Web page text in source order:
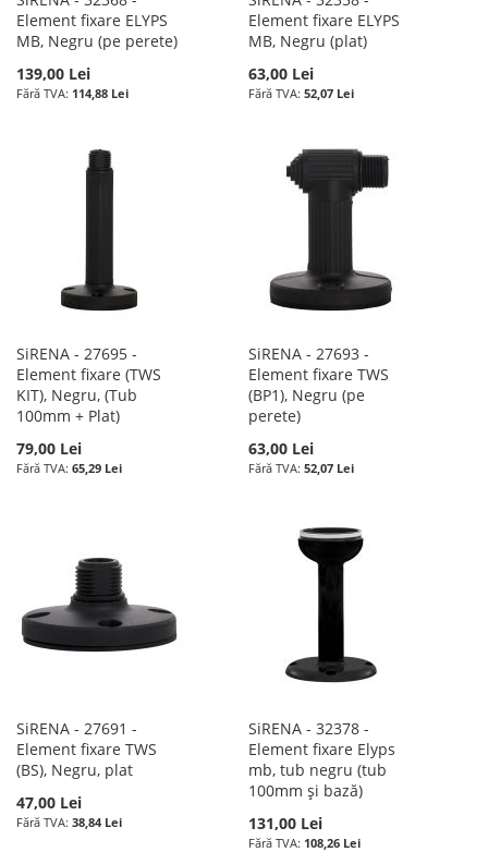
Element fixare ELYPS
MB, Negru (pe perete)
139,00 Lei
114,88 Lei
Element fixare ELYPS
MB, Negru (plat)
63,00 Lei
52,07 Lei
SiRENA - 27695 -
Element fixare (TWS
KIT), Negru, (Tub
100mm + Plat)
79,00 Lei
65,29 Lei
SiRENA - 27693 -
Element fixare TWS
(BP1), Negru (pe
perete)
63,00 Lei
52,07 Lei
SiRENA - 27691 -
Element fixare TWS
(BS), Negru, plat
47,00 Lei
38,84 Lei
SiRENA - 32378 -
Element fixare Elyps
mb, tub negru (tub
100mm și bază)
131,00 Lei
108,26 Lei